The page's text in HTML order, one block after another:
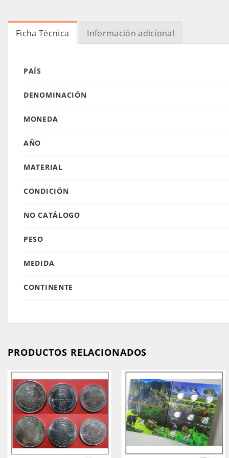
Ficha Técnica Información adicional
PAÍS
DENOMINACIÓN
MONEDA
AÑO
MATERIAL
CONDICIÓN
NO CATÁLOGO
PESO
MEDIDA
CONTINENTE
PRODUCTOS RELACIONADOS